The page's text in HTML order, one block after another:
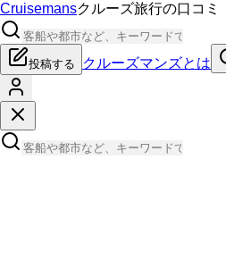
Cruisemansクルーズ旅行の口コミ
投稿する クルーズマンズとは